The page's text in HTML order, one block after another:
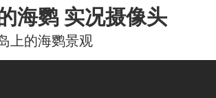
海鹦 实况摄像头
上的海鹦景观